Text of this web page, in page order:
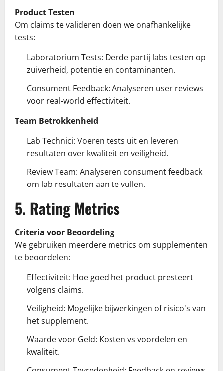
Product Testen
Om claims te valideren doen we onafhankelijke
tests:
Laboratorium Tests: Derde partij labs testen op
zuiverheid, potentie en contaminanten.
Consument Feedback: Analyseren user reviews
voor real-world effectiviteit.
Team Betrokkenheid
Lab Technici: Voeren tests uit en leveren
resultaten over kwaliteit en veiligheid.
Review Team: Analyseren consument feedback
om lab resultaten aan te vullen.
5. Rating Metrics
Criteria voor Beoordeling
We gebruiken meerdere metrics om supplementen
te beoordelen:
Effectiviteit: Hoe goed het product presteert
volgens claims.
Veiligheid: Mogelijke bijwerkingen of risico's van
het supplement.
Waarde voor Geld: Kosten vs voordelen en
kwaliteit.